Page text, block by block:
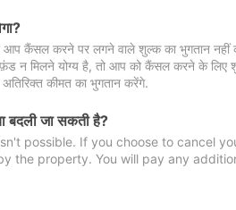
आप कैंसल करने पर लगने वाले शुल्क का भुगतान
न मिलने योग्य है, तो आप को कैंसल करने के लिए
कीमत का भुगतान करेंगे.
बदली जा सकती है?
possible. If you choose to cancel
the property. You will pay any